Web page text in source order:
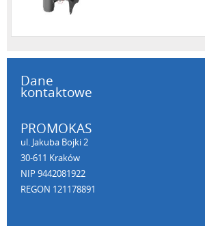
Dane
kontaktowe
PROMOKAS
ul. Jakuba Bojki 2
30-611 Kraków
NIP 9442081922
REGON 121178891